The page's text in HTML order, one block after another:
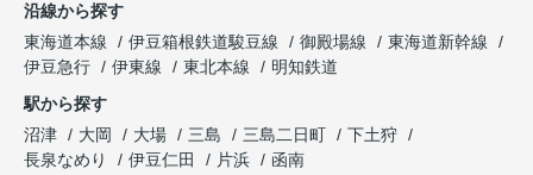
沿線から探す
東海道本線
伊豆箱根鉄道駿豆線 御殿場線
東海道新幹線
伊豆急行
伊東線 東北本線
明知鉄道
駅から探す
沼津
大岡 大場 三島 三島二日町
下土狩
長泉なめり
伊豆仁田 片浜 函南